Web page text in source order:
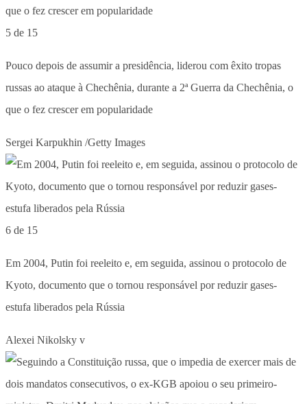
5 de 15
Pouco depois de assumir a presidência, liderou com êxito tropas
russas ao ataque à Chechênia, durante a 2ª Guerra da Chechênia, o
que o fez crescer em popularidade
Sergei Karpukhin /Getty Images
6 de 15
Em 2004, Putin foi reeleito e, em seguida, assinou o protocolo de
Kyoto, documento que o tornou responsável por reduzir gases-
estufa liberados pela Rússia
Alexei Nikolsky v